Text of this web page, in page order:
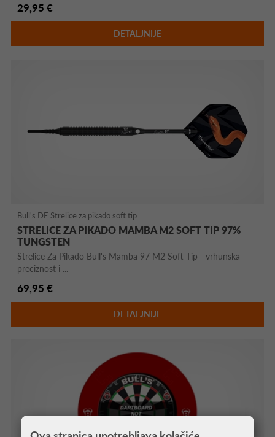
29,95 €
DETALJNIJE
Bull's DE Strelice za pikado soft tip
STRELICE ZA PIKADO MAMBA M2 SOFT TIP 97%
TUNGSTEN
Strelice Za Pikado Bull's Mamba 97 M2 Soft Tip - vrhunska
preciznost i ...
69,95 €
DETALJNIJE